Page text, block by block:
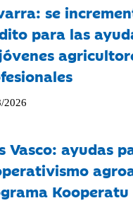
se
para las
2026
Vasco: ayudas